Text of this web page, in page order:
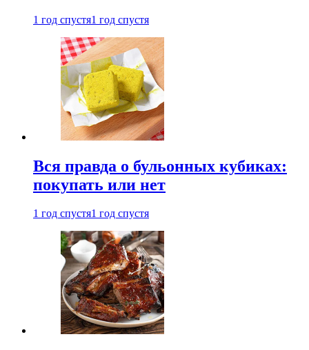
1 год спустя1 год спустя
Вся правда о бульонных кубиках:
покупать или нет
1 год спустя1 год спустя